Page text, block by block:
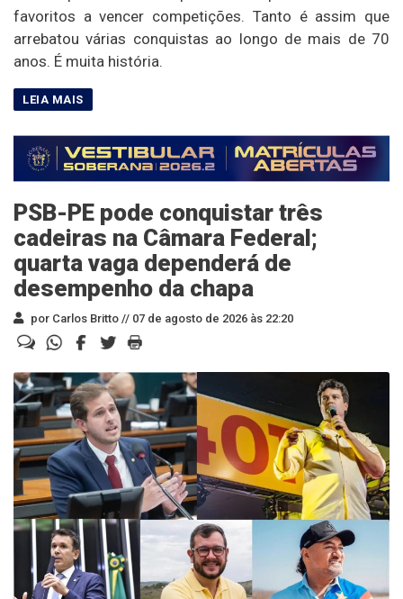
favoritos a vencer competições. Tanto é assim que
arrebatou várias conquistas ao longo de mais de 70
anos. É muita história.
PSB-PE pode conquistar três
cadeiras na Câmara Federal;
quarta vaga dependerá de
desempenho da chapa
por Carlos Britto // 07 de agosto de 2026 às 22:20